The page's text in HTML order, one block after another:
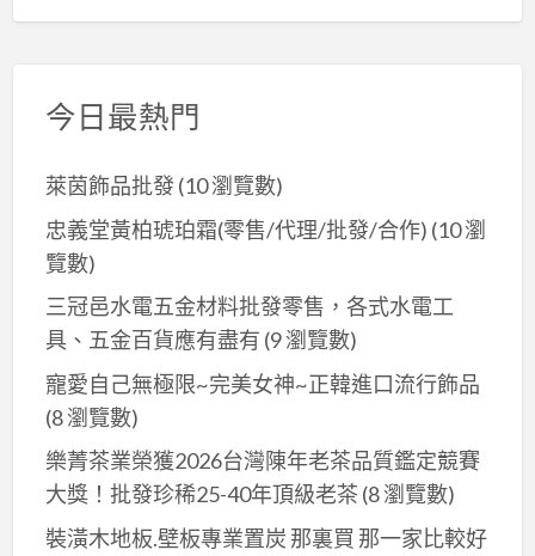
今日最熱門
萊茵飾品批發(10 瀏覽數)
忠義堂黃柏琥珀霜(零售/代理/批發/合作) (10 瀏
覽數)
三冠邑水電五金材料批發零售，各式水電工
具、五金百貨應有盡有 (9 瀏覽數)
寵愛自己無極限~完美女神~正韓進口流行飾品
(8 瀏覽數)
樂菁茶業榮獲2026台灣陳年老茶品質鑑定競賽
大獎！批發珍稀25-40年頂級老茶 (8 瀏覽數)
裝潢木地板.壁板專業置炭 那裏買 那一家比較好